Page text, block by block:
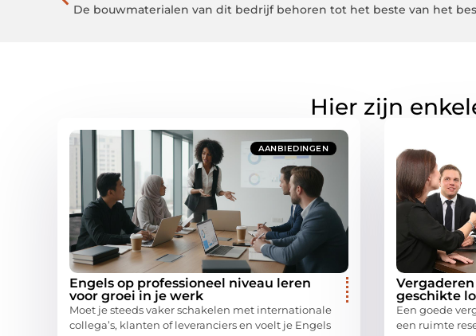
De bouwmaterialen van dit bedrijf behoren tot het beste van het
Hier zijn
AANBIEDINGEN
Engels op professioneel niveau leren
voor groei in je werk
Moet je steeds vaker schakelen met internationale
collega’s, klanten of leveranciers en voelt je Engels
geschikte
Een goede
een ruimte